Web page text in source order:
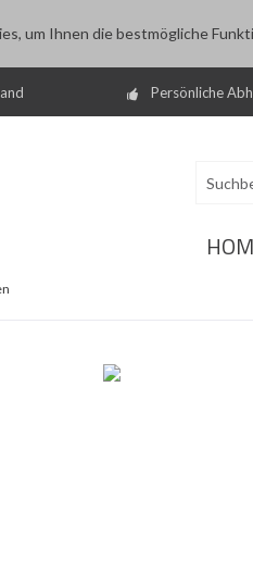
um Ihnen die bestmögliche
Persönliche